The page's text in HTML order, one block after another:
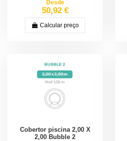
Desde
50,92 €
Calcular preço
Cobertor piscina 2,00 X
2,00 Bubble 2